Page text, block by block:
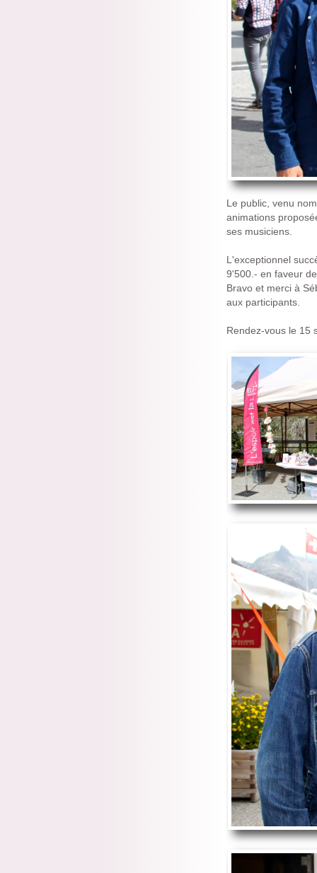
Le public, venu
animations
ses musiciens.
L'exceptionnel
9'500.- en faveur
Bravo et merci à
aux participants.
Rendez-vous le 15